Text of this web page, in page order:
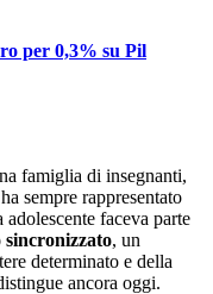
per 0,3% su Pil
famiglia di insegnanti,
ha sempre rappresentato
faceva parte
sincronizzato, un
determinato e della
ancora oggi.